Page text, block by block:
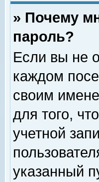
» Почему
пароль?
Если вы не
каждом
своим
для того,
учетной
указанный